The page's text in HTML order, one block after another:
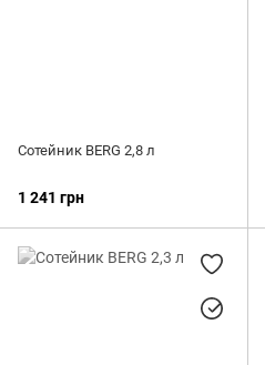
Сотейник BERG 2,8 л
1 241 грн